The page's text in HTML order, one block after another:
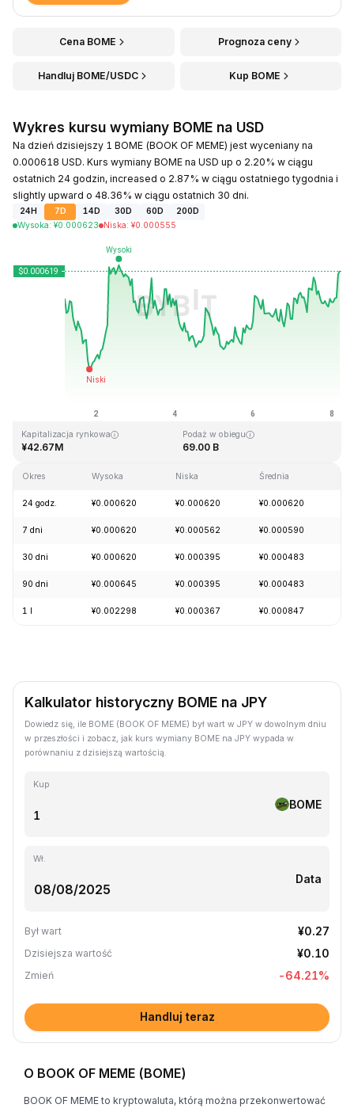
Cena BOME Prognoza ceny
Handluj BOME/USDC Kup BOME
Wykres kursu wymiany BOME na USD
Na dzień dzisiejszy 1 BOME (BOOK OF MEME) jest wyceniany na
0.000618 USD. Kurs wymiany BOME na USD up o 2.20% w ciągu
ostatnich 24 godzin, increased o 2.87% w ciągu ostatniego tygodnia i
slightly upward o 48.36% w ciągu ostatnich 30 dni.
24H 7D 14D 30D 60D
200D
Wysoka: ¥0.000623 Niska: ¥0.000555
Ostatnia aktualizacja strony: 2026-08-08, 05:07 GMT+0
Kapitalizacja rynkowa
¥42.67M
Podaż w obiegu
69.00 B
Okres Wysoka Niska Średnia
24 godz. ¥0.000620 ¥0.000620 ¥0.000620
7 dni ¥0.000620 ¥0.000562 ¥0.000590
30 dni ¥0.000620 ¥0.000395 ¥0.000483
90 dni ¥0.000645 ¥0.000395 ¥0.000483
1 l ¥0.002298 ¥0.000367 ¥0.000847
Kalkulator historyczny BOME na JPY
Dowiedz się, ile BOME (BOOK OF MEME) był wart w JPY w dowolnym dniu
w przeszłości i zobacz, jak kurs wymiany BOME na JPY wypada w
porównaniu z dzisiejszą wartością.
Kup
BOME
Wł.
Data
Był wart ¥0.27
Dzisiejsza wartość ¥0.10
Zmień -64.21%
Handluj teraz
O BOOK OF MEME (BOME)
BOOK OF MEME to kryptowaluta, którą można przekonwertować